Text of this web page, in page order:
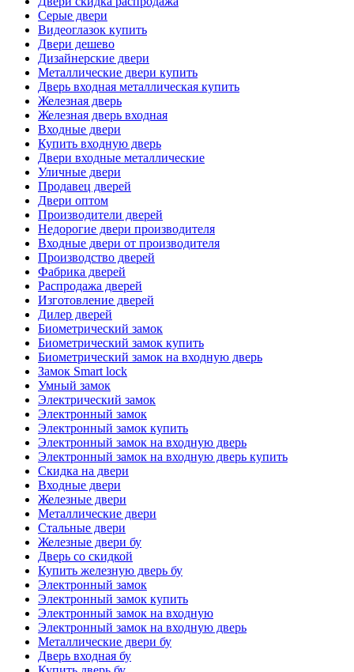
Серые двери
Видеоглазок купить
Двери дешево
Дизайнерские двери
Металлические двери купить
Дверь входная металлическая купить
Железная дверь
Железная дверь входная
Входные двери
Купить входную дверь
Двери входные металлические
Уличные двери
Продавец дверей
Двери оптом
Производители дверей
Недорогие двери производителя
Входные двери от производителя
Производство дверей
Фабрика дверей
Распродажа дверей
Изготовление дверей
Дилер дверей
Биометрический замок
Биометрический замок купить
Биометрический замок на входную дверь
Замок Smart lock
Умный замок
Электрический замок
Электронный замок
Электронный замок купить
Электронный замок на входную дверь
Электронный замок на входную дверь купить
Скидка на двери
Входные двери
Железные двери
Металлические двери
Стальные двери
Железные двери бу
Дверь со скидкой
Купить железную дверь бу
Электронный замок
Электронный замок купить
Электронный замок на входную
Электронный замок на входную дверь
Металлические двери бу
Дверь входная бу